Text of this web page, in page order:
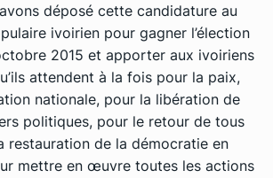
déposé cette candidature au
ivoirien pour gagner l’élection
2015 et apporter aux ivoiriens
attendent à la fois pour la paix,
nationale, pour la libération de
politiques, pour le retour de tous
restauration de la démocratie en
mettre en œuvre toutes les actions